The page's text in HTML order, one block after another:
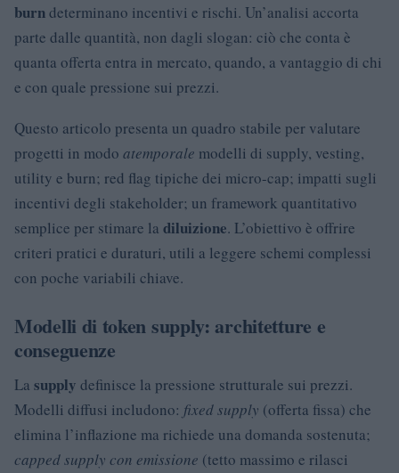
burndeterminano incentivi e rischi. Un’analisi accorta
parte dalle quantità, non dagli slogan: ciò che conta è
quanta offerta entra in mercato, quando, a vantaggio di chi
e con quale pressione sui prezzi.
Questo articolo presenta un quadro stabile per valutare
progetti in modo atemporale modelli di supply, vesting,
utility e burn; red flag tipiche dei micro-cap; impatti sugli
incentivi degli stakeholder; un framework quantitativo
semplice per stimare la diluizione. L’obiettivo è offrire
criteri pratici e duraturi, utili a leggere schemi complessi
con poche variabili chiave.
Modelli di token supply: architetture e
conseguenze
La supply definisce la pressione strutturale sui prezzi.
Modelli diffusi includono: fixed supply (offerta fissa) che
elimina l’inflazione ma richiede una domanda sostenuta;
capped supply con emissione (tetto massimo e rilasci